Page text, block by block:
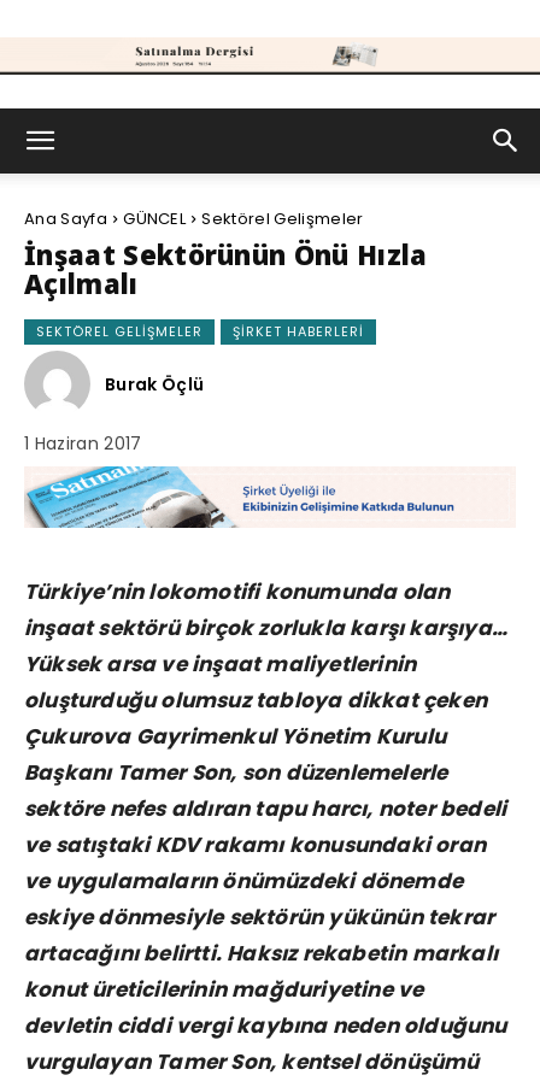
Dergisi
Ana Sayfa GÜNCEL Sektörel Gelişmeler
İnşaat Sektörünün Önü Hızla
Açılmalı
SEKTÖREL GELIŞMELER ŞIRKET HABERLERI
Burak Öçlü
1 Haziran 2017
Türkiye’nin lokomotifi konumunda olan
inşaat sektörü birçok zorlukla karşı karşıya…
Yüksek arsa ve inşaat maliyetlerinin
oluşturduğu olumsuz tabloya dikkat çeken
Çukurova Gayrimenkul Yönetim Kurulu
Başkanı Tamer Son, son düzenlemelerle
sektöre nefes aldıran tapu harcı, noter bedeli
ve satıştaki KDV rakamı konusundaki oran
ve uygulamaların önümüzdeki dönemde
eskiye dönmesiyle sektörün yükünün tekrar
artacağını belirtti. Haksız rekabetin markalı
konut üreticilerinin mağduriyetine ve
devletin ciddi vergi kaybına neden olduğunu
vurgulayan Tamer Son, kentsel dönüşümü